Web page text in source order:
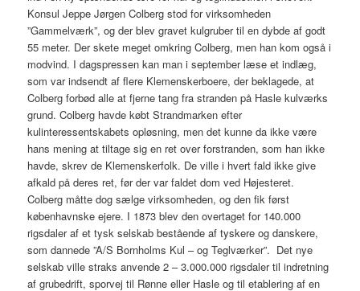
Konsul Jeppe Jørgen Colberg stod for virksomheden
”Gammelværk”, og der blev gravet kulgruber til en dybde af godt
55 meter. Der skete meget omkring Colberg, men han kom også i
modvind. I dagspressen kan man i september læse et indlæg,
som var indsendt af flere Klemenskerboere, der beklagede, at
Colberg forbød alle at fjerne tang fra stranden på Hasle kulværks
grund. Colberg havde købt Strandmarken efter
kulinteressentskabets opløsning, men det kunne da ikke være
hans mening at tiltage sig en ret over forstranden, som han ikke
havde, skrev de Klemenskerfolk. De ville i hvert fald ikke give
afkald på deres ret, før der var faldet dom ved Højesteret.
Colberg måtte dog sælge virksomheden, og den fik først
københavnske ejere. I 1873 blev den overtaget for 140.000
rigsdaler af et tysk selskab bestående af tyskere og danskere,
som dannede ”A/S Bornholms Kul – og Teglværker”. Det nye
selskab ville straks anvende 2 – 3.000.000 rigsdaler til indretning
af grubedrift, sporvej til Rønne eller Hasle og til etablering af en